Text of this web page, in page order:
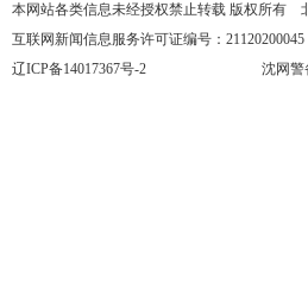
本网站各类信息未经授权禁止转载 版权所有
互联网新闻信息服务许可证编号：21120200045
辽ICP备14017367号-2
沈网警